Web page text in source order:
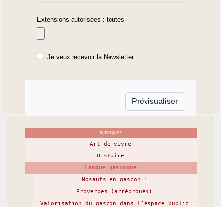
Extensions autorisées : toutes
Je veux recevoir la Newsletter
RUBRIQUES
Art de vivre
Histoire
Langue gasconne
Nosauts en gascon !
Proverbes (arréprouès)
Valorisation du gascon dans l’espace public